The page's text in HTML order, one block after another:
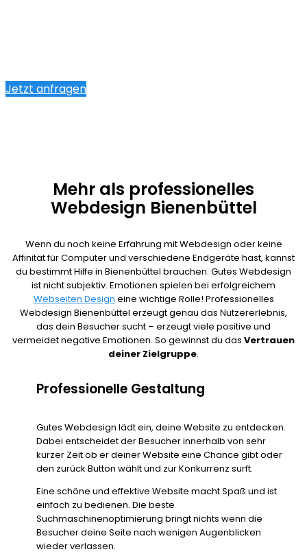
Jetzt anfragen
Mehr als professionelles
Webdesign Bienenbüttel
Wenn du noch keine Erfahrung mit Webdesign oder keine
Affinität für Computer und verschiedene Endgeräte hast, kannst
du bestimmt Hilfe in Bienenbüttel brauchen. Gutes Webdesign
ist nicht subjektiv. Emotionen spielen bei erfolgreichem
Webseiten Design eine wichtige Rolle! Professionelles
Webdesign Bienenbüttel erzeugt genau das Nutzererlebnis,
das dein Besucher sucht – erzeugt viele positive und
vermeidet negative Emotionen. So gewinnst du das Vertrauen
deiner Zielgruppe.
Professionelle Gestaltung
Gutes Webdesign lädt ein, deine Website zu entdecken.
Dabei entscheidet der Besucher innerhalb von sehr
kurzer Zeit ob er deiner Website eine Chance gibt oder
den zurück Button wählt und zur Konkurrenz surft.
Eine schöne und effektive Website macht Spaß und ist
einfach zu bedienen. Die beste
Suchmaschinenoptimierung bringt nichts wenn die
Besucher deine Seite nach wenigen Augenblicken
wieder verlassen.